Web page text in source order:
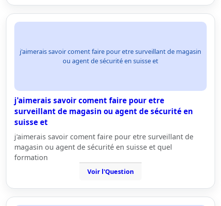
j'aimerais savoir coment faire pour etre surveillant de magasin
ou agent de sécurité en suisse et
j'aimerais savoir coment faire pour etre
surveillant de magasin ou agent de sécurité en
suisse et
j'aimerais savoir coment faire pour etre surveillant de
magasin ou agent de sécurité en suisse et quel
formation
Voir l'Question